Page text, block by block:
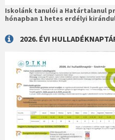
Iskolánk tanulói a Határtalanul
hónapban 1 hetes erdélyi
2026. ÉVI